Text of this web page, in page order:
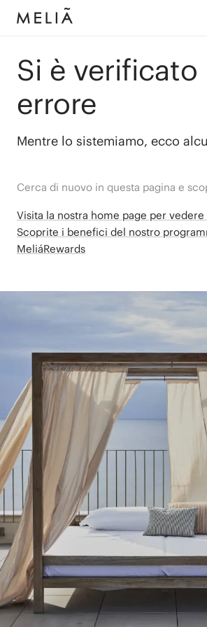
Si è verificato
errore
Mentre lo sistemiamo, ecco
Cerca di nuovo in questa pagina e
Visita la nostra home page per
Scoprite i benefici del nostro
MeliáRewards